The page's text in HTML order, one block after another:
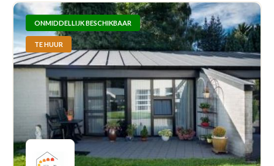
ONMIDDELLIJK BESCHIKBAAR
TE HUUR